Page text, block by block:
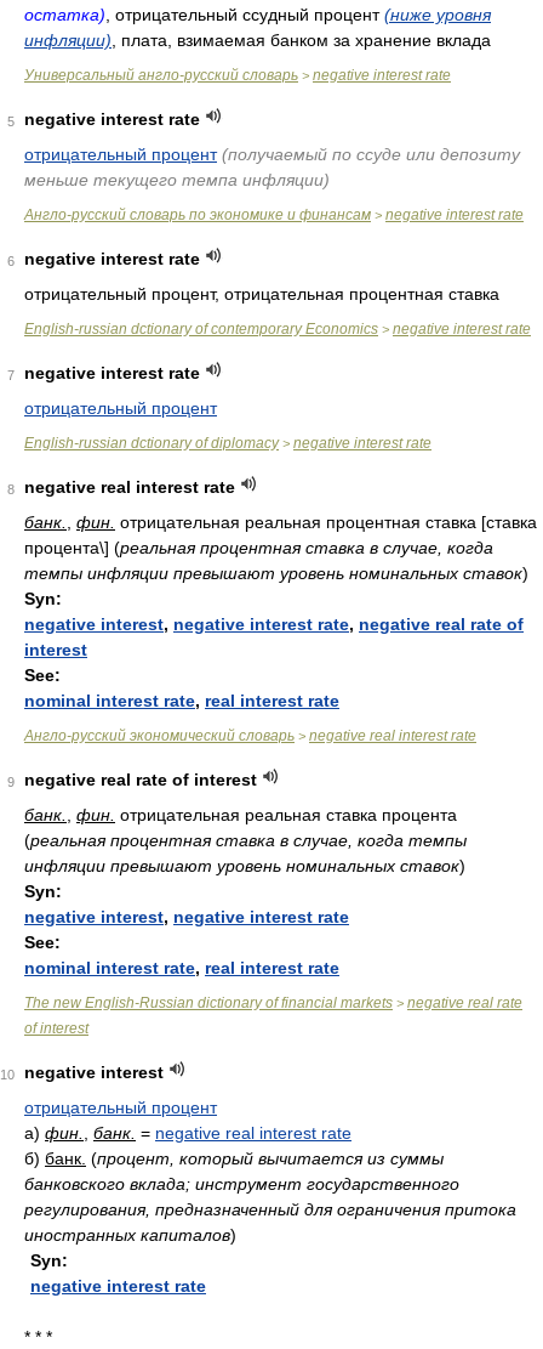
остатка) , отрицательный ссудный процент(ниже уровня
инфляции) , плата, взимаемая банком за хранение вклада
Универсальный англо-русский словарь > negative interest rate
5
negative interest rate
отрицательный процент (получаемый по ссуде или депозиту
меньше текущего темпа инфляции)
Англо-русский словарь по экономике и финансам > negative interest rate
6
negative interest rate
отрицательный процент, отрицательная процентная ставка
English-russian dctionary of contemporary Economics > negative interest rate
7
negative interest rate
отрицательный процент
English-russian dctionary of diplomacy> negative interest rate
8
negative real interest rate
банк.
фин. отрицательная реальная процентная ставка [ставка
процента\] (реальная процентная ставка в случае, когда
темпы инфляции превышают уровень номинальных ставок)
Syn:
negative interest, negative interest rate, negative real rate of
interest
See:
nominal interest rate, real interest rate
Англо-русский экономический словарь > negative real interest rate
9
negative real rate of interest
банк.
фин. отрицательная реальная ставка процента
(реальная процентная ставка в случае, когда темпы
инфляции превышают уровень номинальных ставок)
Syn:
negative interest, negative interest rate
See:
nominal interest rate, real interest rate
The new English-Russian dictionary of financial markets > negative real rate
of interest
10
negative interest
отрицательный процент
а) фин. банк. = negative real interest rate
б) банк. (процент, который вычитается из суммы
банковского вклада; инструмент государственного
регулирования, предназначенный для ограничения притока
иностранных капиталов)
Syn:
negative interest rate
* * *